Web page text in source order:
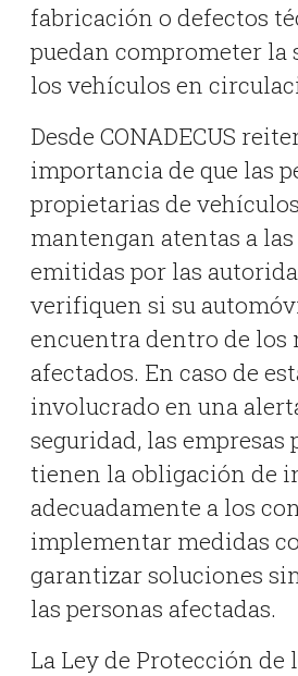
fabricación o defectos
puedan comprometer la
los vehículos en
Desde CONADECUS
importancia de que las
propietarias de
mantengan atentas a
emitidas por las
verifiquen si su
encuentra dentro de los
afectados. En caso de
involucrado en una
seguridad, las empresas
tienen la obligación de
adecuadamente a los
implementar medidas
garantizar soluciones
las personas afectadas.
La Ley de Protección de